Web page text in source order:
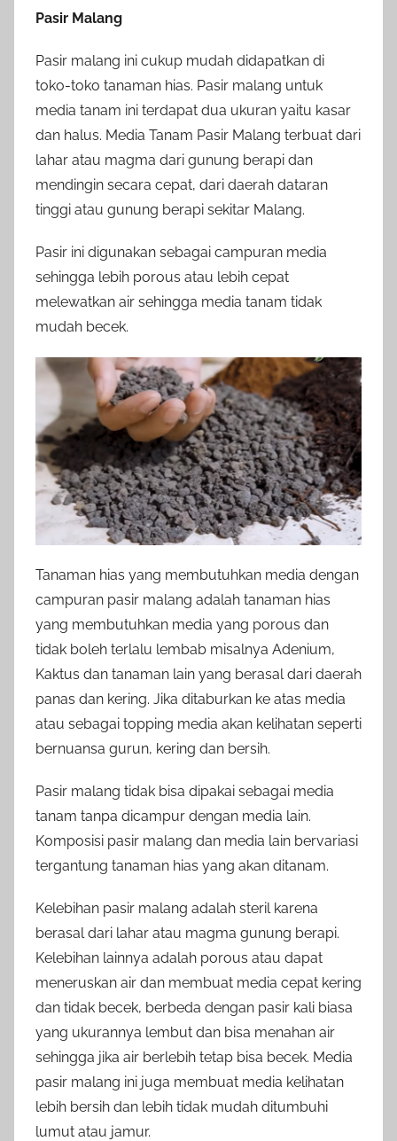
Pasir Malang
Pasir malang ini cukup mudah didapatkan di
toko-toko tanaman hias. Pasir malang untuk
media tanam ini terdapat dua ukuran yaitu kasar
dan halus. Media Tanam Pasir Malang terbuat dari
lahar atau magma dari gunung berapi dan
mendingin secara cepat, dari daerah dataran
tinggi atau gunung berapi sekitar Malang.
Pasir ini digunakan sebagai campuran media
sehingga lebih porous atau lebih cepat
melewatkan air sehingga media tanam tidak
mudah becek.
Tanaman hias yang membutuhkan media dengan
campuran pasir malang adalah tanaman hias
yang membutuhkan media yang porous dan
tidak boleh terlalu lembab misalnya Adenium,
Kaktus dan tanaman lain yang berasal dari daerah
panas dan kering. Jika ditaburkan ke atas media
atau sebagai topping media akan kelihatan seperti
bernuansa gurun, kering dan bersih.
Pasir malang tidak bisa dipakai sebagai media
tanam tanpa dicampur dengan media lain.
Komposisi pasir malang dan media lain bervariasi
tergantung tanaman hias yang akan ditanam.
Kelebihan pasir malang adalah steril karena
berasal dari lahar atau magma gunung berapi.
Kelebihan lainnya adalah porous atau dapat
meneruskan air dan membuat media cepat kering
dan tidak becek, berbeda dengan pasir kali biasa
yang ukurannya lembut dan bisa menahan air
sehingga jika air berlebih tetap bisa becek. Media
pasir malang ini juga membuat media kelihatan
lebih bersih dan lebih tidak mudah ditumbuhi
lumut atau jamur.